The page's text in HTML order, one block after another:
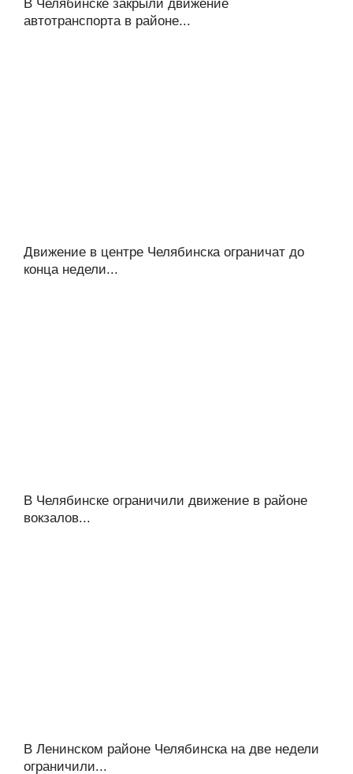
В Челябинске закрыли движение
автотранспорта в районе...
Движение в центре Челябинска ограничат до
конца недели...
В Челябинске ограничили движение в районе
вокзалов...
В Ленинском районе Челябинска на две недели
ограничили...